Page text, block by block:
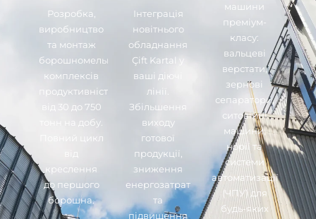
Розробка,
виробництво
та монтаж
борошномельних
комплексів
продуктивністю
від 30 до 750
тонн на добу.
Повний цикл
креслення
до першого
борошна.
Інтеграція
новітнього
обладнання
Çift Kartal у
ваші діючі
лінії.
Збільшення
виходу
готової
продукції,
зниження
енергозатрат
та
підвищення
машини
преміум-
класу:
вальцеві
верстати,
зернові
сепаратори,
ситовійні
машини,
норії та
системи
автоматизації
(ЧПУ) для
будь-яких